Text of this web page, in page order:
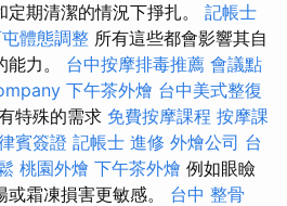
期清潔的情況下掙扎。 記帳士
體態調整 所有這些都會影響其自
力。 台中按摩排毒推薦 會議點
下午茶外燴 台中美式整復
特殊的需求 免費按摩課程 按摩課
賓簽證 記帳士 進修 外燴公司 台
桃園外燴 下午茶外燴 例如眼瞼
霜凍損害更敏感。 台中 整骨